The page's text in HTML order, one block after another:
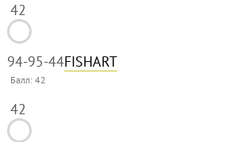
42
94-95-44FISHART
Балл:42
42